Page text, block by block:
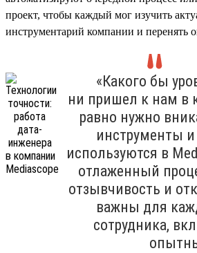
проект, чтобы каждый мог изучить
инструментарий компании и перенять
«Какого бы
ни пришел к нам в
равно нужно
инструменты и
используются в
отлаженный
отзывчивость и
важны для
сотрудника,